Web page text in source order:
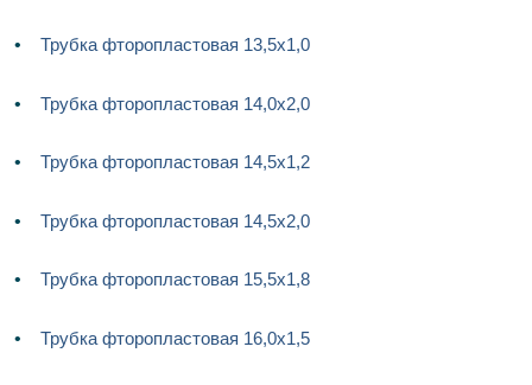
Трубка фторопластовая 13,5х1,0
Трубка фторопластовая 14,0х2,0
Трубка фторопластовая 14,5х1,2
Трубка фторопластовая 14,5х2,0
Трубка фторопластовая 15,5х1,8
Трубка фторопластовая 16,0х1,5